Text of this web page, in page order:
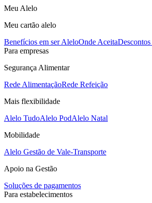
Meu Alelo
Meu cartão alelo
Benefícios em ser AleloOnde Aceita
Para empresas
Segurança Alimentar
Rede AlimentaçãoRede Refeição
Mais flexibilidade
Alelo TudoAlelo PodAlelo Natal
Mobilidade
Alelo Gestão de Vale-Transporte
Apoio na Gestão
Soluções de pagamentos
Para estabelecimentos